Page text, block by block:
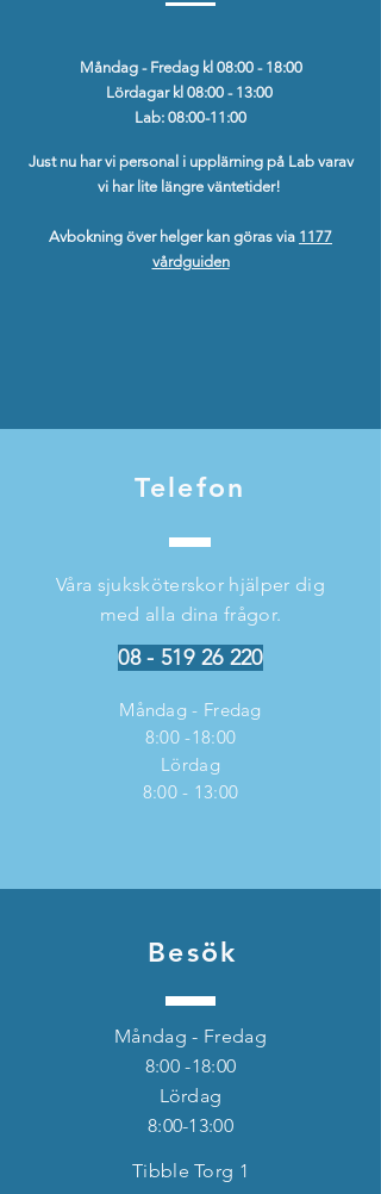
Måndag - Fredag kl 08:00 - 18:00
Lördagar kl 08:00 - 13:00
Lab: 08:00-11:00
Just nu har vi personal i upplärning på Lab varav
vi har lite längre väntetider!
Avbokning över helger kan göras via 1177
vårdguiden
Telefon
Våra sjuksköterskor hjälper dig
med alla dina frågor.
08 - 519 26 220
Måndag - Fredag
8:00 -18:00
Lördag
8:00 - 13:00
Besök
Måndag - Fredag
8:00 -18:00
Lördag
8:00-13:00
Tibble Torg 1